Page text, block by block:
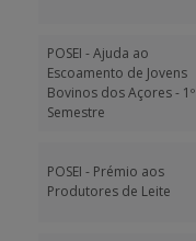
POSEI - Ajuda ao
Escoamento de Jovens
Bovinos dos Açores - 1º
Semestre
POSEI - Prémio aos
Produtores de Leite